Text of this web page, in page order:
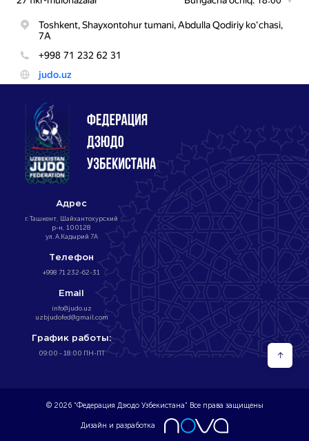
Адрес
г. Ташкент, Шайхантохурский
р-н, 100128
ул. А.Кадырий 7А
Телефон
+998 71 232-62-31
Email
info@judo.uz
uzbjudofed@gmail.com
График работы:
09:00 - 18:00 ПН-ПТ ↑
© 2026 “Федерация Дзюдо Узбекистана” Все права защищены
Дизайн и разработка